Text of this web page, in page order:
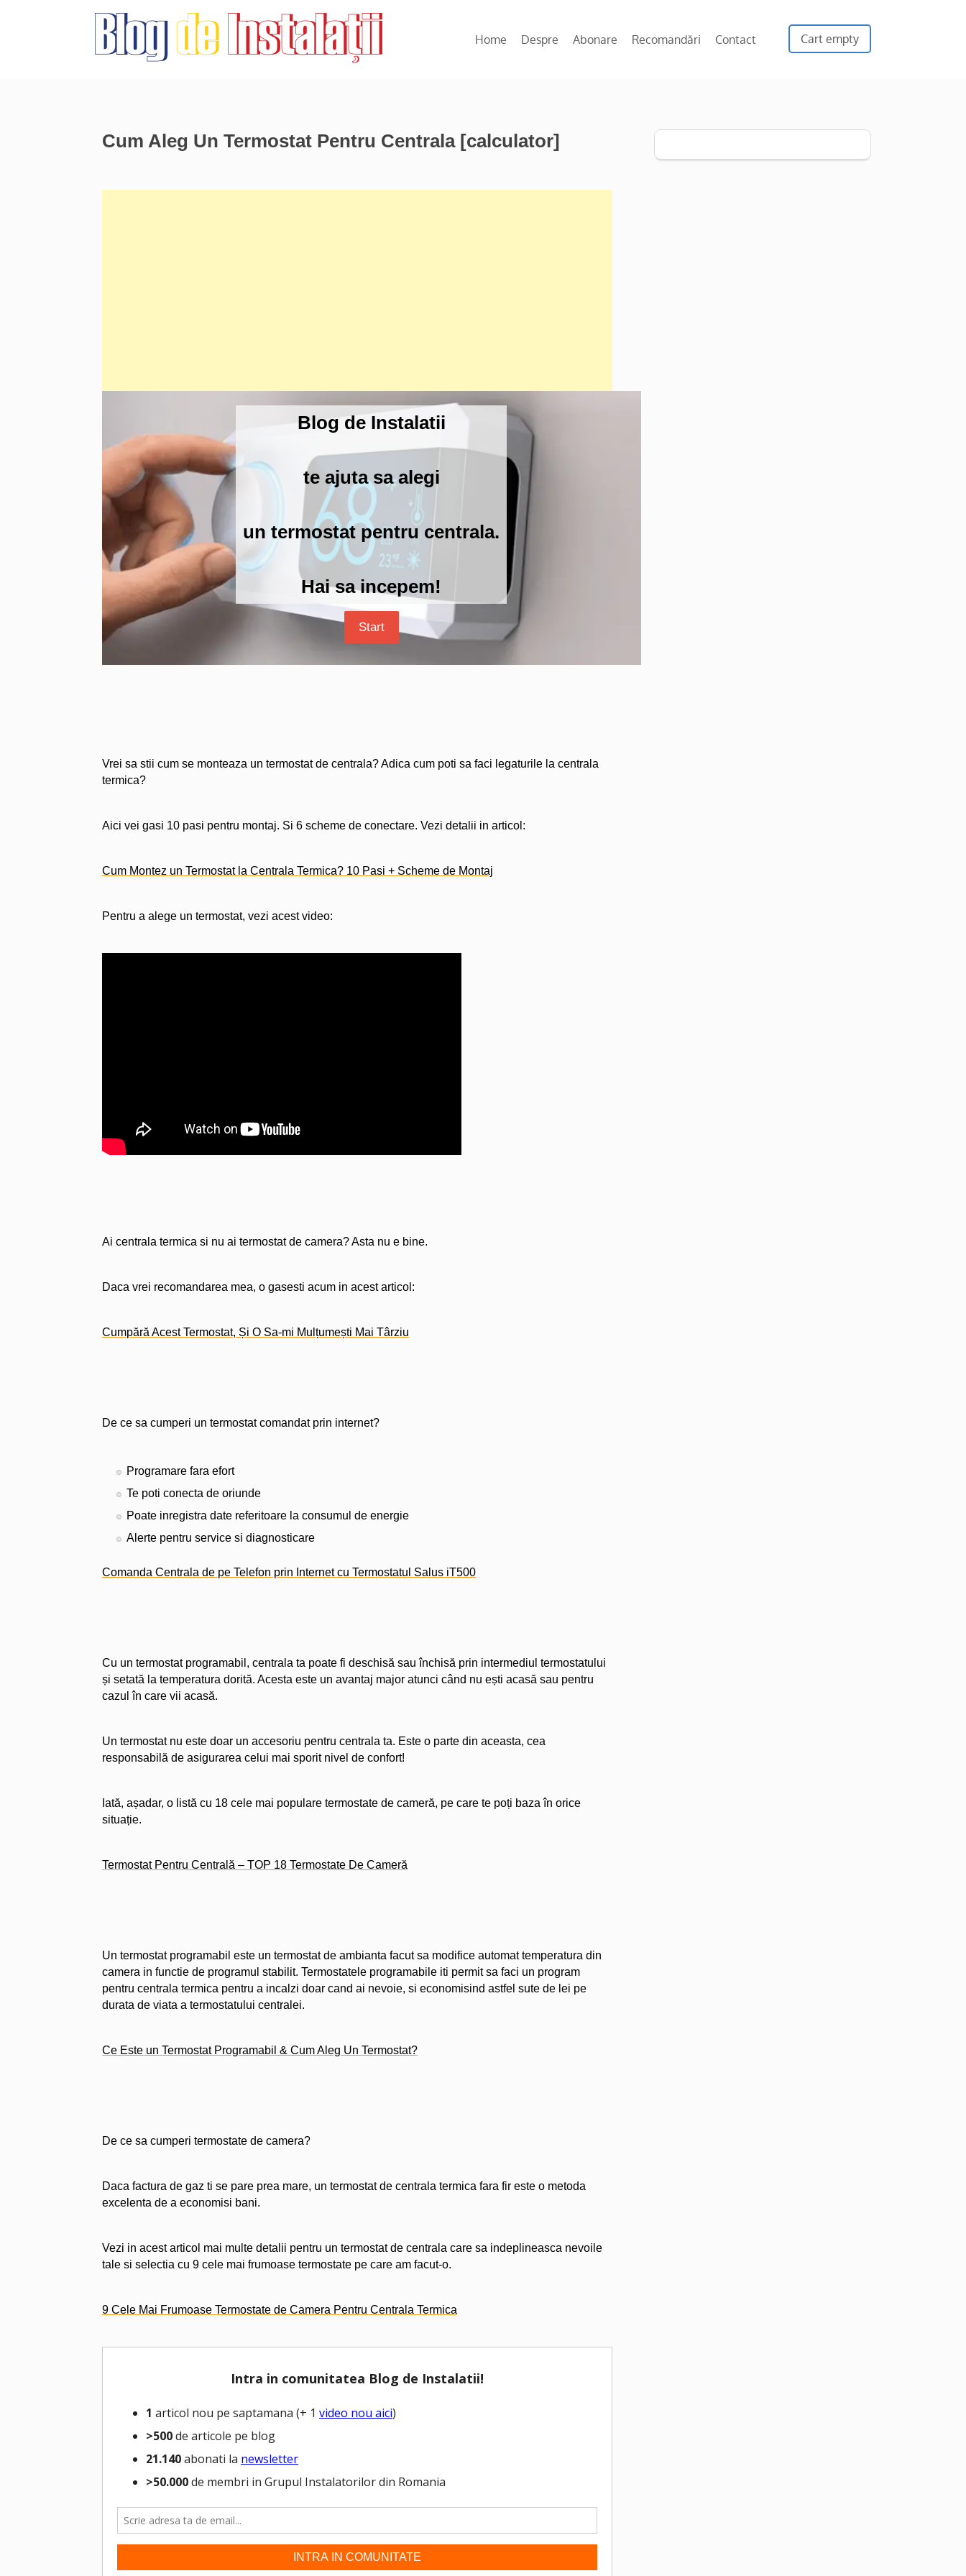
Cart empty
Home Despre Abonare Recomandări Contact
Cum Aleg Un Termostat Pentru Centrala [calculator]
Blog de Instalatii
te ajuta sa alegi
un termostat pentru centrala.
Hai sa incepem!
Start
Vrei sa stii cum se monteaza un termostat de centrala? Adica cum poti sa faci legaturile la centrala
termica?
Aici vei gasi 10 pasi pentru montaj. Si 6 scheme de conectare. Vezi detalii in articol:
Cum Montez un Termostat la Centrala Termica? 10 Pasi + Scheme de Montaj
Pentru a alege un termostat, vezi acest video:
Ai centrala termica si nu ai termostat de camera? Asta nu e bine.
Daca vrei recomandarea mea, o gasesti acum in acest articol:
Cumpără Acest Termostat, Și O Sa-mi Mulțumești Mai Târziu
De ce sa cumperi un termostat comandat prin internet?
Programare fara efort
Te poti conecta de oriunde
Poate inregistra date referitoare la consumul de energie
Alerte pentru service si diagnosticare
Comanda Centrala de pe Telefon prin Internet cu Termostatul Salus iT500
Cu un termostat programabil, centrala ta poate fi deschisă sau închisă prin intermediul termostatului
și setată la temperatura dorită. Acesta este un avantaj major atunci când nu ești acasă sau pentru
cazul în care vii acasă.
Un termostat nu este doar un accesoriu pentru centrala ta. Este o parte din aceasta, cea
responsabilă de asigurarea celui mai sporit nivel de confort!
Iată, așadar, o listă cu 18 cele mai populare termostate de cameră, pe care te poți baza în orice
situație.
Termostat Pentru Centrală – TOP 18 Termostate De Cameră
Un termostat programabil este un termostat de ambianta facut sa modifice automat temperatura din
camera in functie de programul stabilit. Termostatele programabile iti permit sa faci un program
pentru centrala termica pentru a incalzi doar cand ai nevoie, si economisind astfel sute de lei pe
durata de viata a termostatului centralei.
Ce Este un Termostat Programabil & Cum Aleg Un Termostat?
De ce sa cumperi termostate de camera?
Daca factura de gaz ti se pare prea mare, un termostat de centrala termica fara fir este o metoda
excelenta de a economisi bani.
Vezi in acest articol mai multe detalii pentru un termostat de centrala care sa indeplineasca nevoile
tale si selectia cu 9 cele mai frumoase termostate pe care am facut-o.
9 Cele Mai Frumoase Termostate de Camera Pentru Centrala Termica